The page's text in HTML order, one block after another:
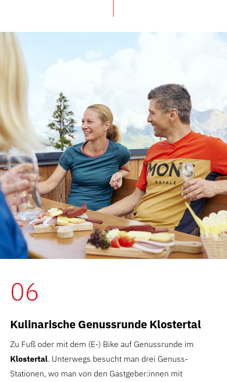
06
Kulinarische Genussrunde Klostertal
Zu Fuß oder mit dem (E-) Bike auf Genussrunde im
Klostertal. Unterwegs besucht man drei Genuss-
Stationen, wo man von den Gastgeber:innen mit